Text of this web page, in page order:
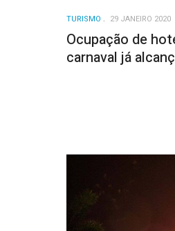
TURISMO 29 JANEIRO 2020
Ocupação de
carnaval já